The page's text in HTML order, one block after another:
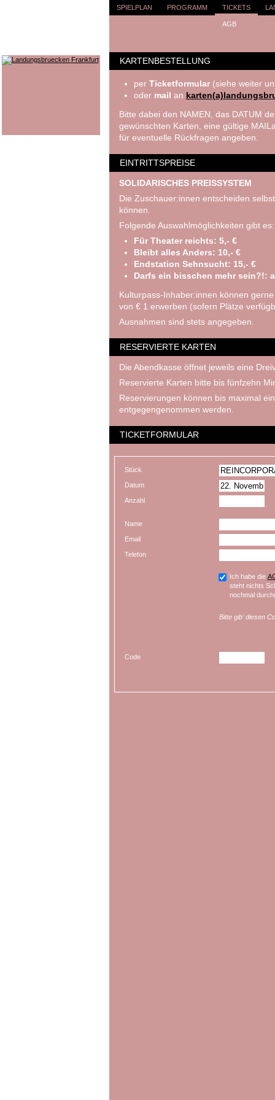
SPIELPLAN PROGRAMM TICKETS
AGB
KARTENBESTELLUNG
per Ticketformular(siehe weiter
oder mail an
Bitte dabei den NAMEN, das DATUM
gewünschten Karten, eine gültige
für eventuelle Rückfragen angeben.
EINTRITTSPREISE
SOLIDARISCHES PREISSYSTEM
Die Zuschauer:innen entscheiden
können.
Folgende Auswahlmöglichkeiten gibt es:
Für Theater reichts: 5,- €
Bleibt alles Anders: 10,- €
Endstation Sehnsucht: 15,- €
Darfs ein bisschen mehr sein?!:
Kulturpass-Inhaber:innen können
von € 1 erwerben (sofern Plätze
Ausnahmen sind stets angegeben.
RESERVIERTE KARTEN
Die Abendkasse öffnet jeweils eine
Reservierte Karten bitte bis fünfzehn
Reservierungen können bis maximal
entgegengenommen werden.
TICKETFORMULAR
Stück
Datum
Anzahl
Name
Email
Telefon
Ich habe die
steht nichts
nochmal
Bitte gib’ diesen
Code